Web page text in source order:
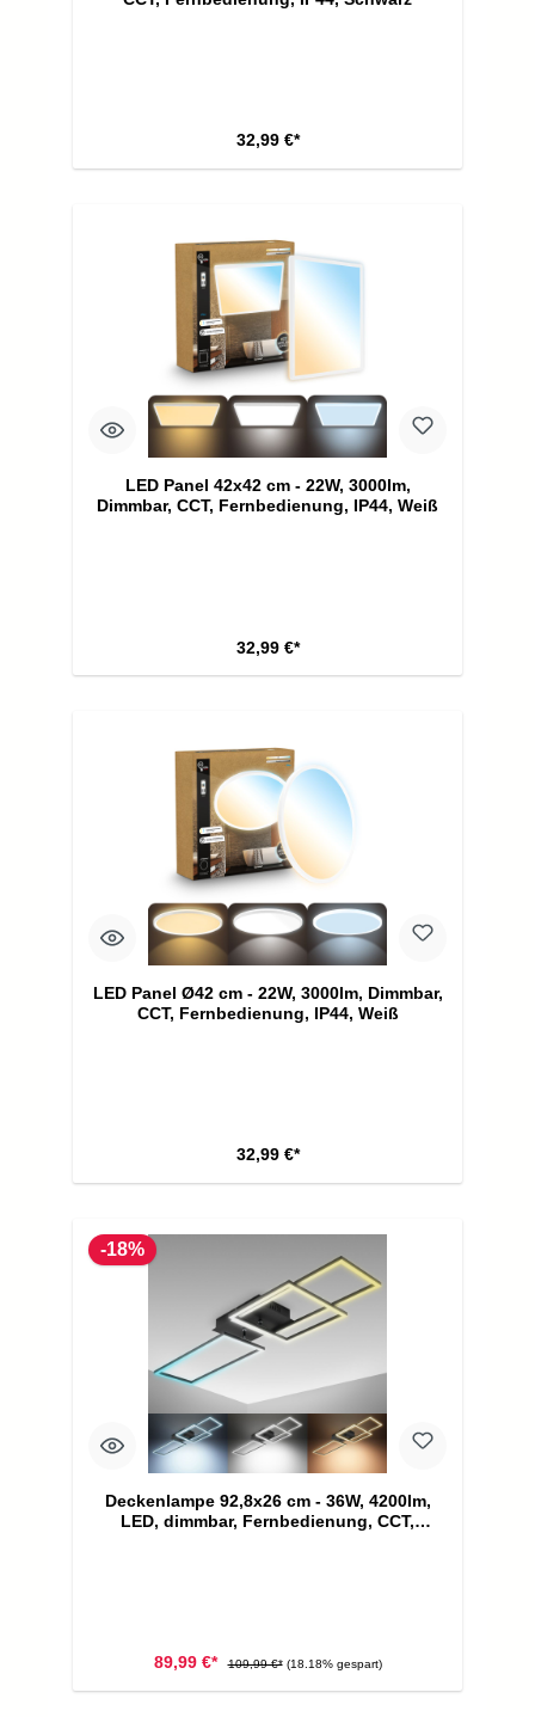
32,99 €*
LED Panel 42x42 cm - 22W, 3000lm,
Dimmbar, CCT, Fernbedienung, IP44, Weiß
32,99 €*
LED Panel Ø42 cm - 22W, 3000lm, Dimmbar,
CCT, Fernbedienung, IP44, Weiß
32,99 €*
-18%
Deckenlampe 92,8x26 cm - 36W, 4200lm,
LED, dimmbar, Fernbedienung, CCT,
89,99 €* 109,99 €* (18.18% gespart)